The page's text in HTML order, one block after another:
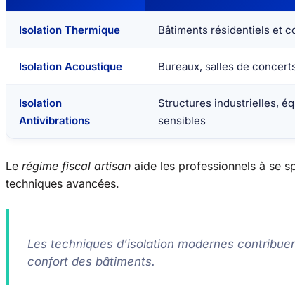
Isolation Thermique Bâtiments résidentiels et
Isolation Acoustique Bureaux, salles de
Isolation
Antivibrations
Structures industrielles,
sensibles
Le régime fiscal artisan aide les professionnels à se
techniques avancées.
Les techniques d’isolation modernes
confort des bâtiments.